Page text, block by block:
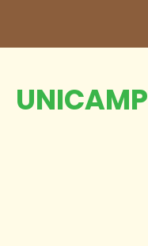
UNICAMP